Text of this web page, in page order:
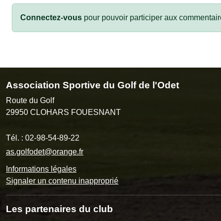
Connectez-vous pour pouvoir participer aux
Association Sportive du Golf de l'Odet
Route du Golf
29950 CLOHARS FOUESNANT
Tél. : 02-98-54-89-22
as.golfodet@orange.fr
Informations légales
Signaler un contenu inapproprié
Les partenaires du club